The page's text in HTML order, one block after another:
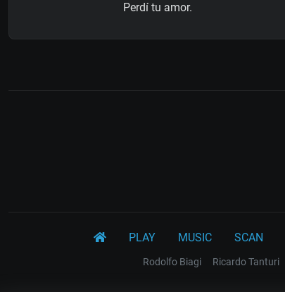
Perdí tu amor.
PLAY MUSIC SCAN
Rodolfo Biagi Ricardo Tanturi